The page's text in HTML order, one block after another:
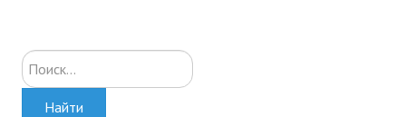
Искать...
Найти